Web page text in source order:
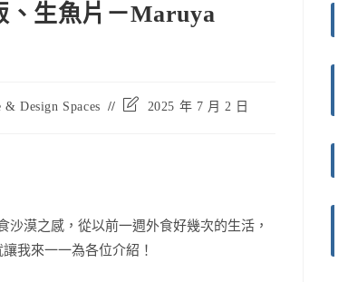
、生魚片－Maruya
Design Spaces
Post
2025 年 7 月 2 日
漠之感，從以前一週外食好幾次的生活，
我來一一為各位介紹！